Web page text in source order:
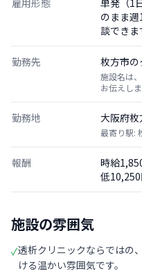
雇用形態
単発（1
のまま
談できま
勤務先 枚方市の
施設名は
お伝えしま
勤務地 大阪府枚
最寄り駅:
報酬
時給
低10,250
施設の雰囲気
✓透析クリニックならではの
ける温かい雰囲気です。